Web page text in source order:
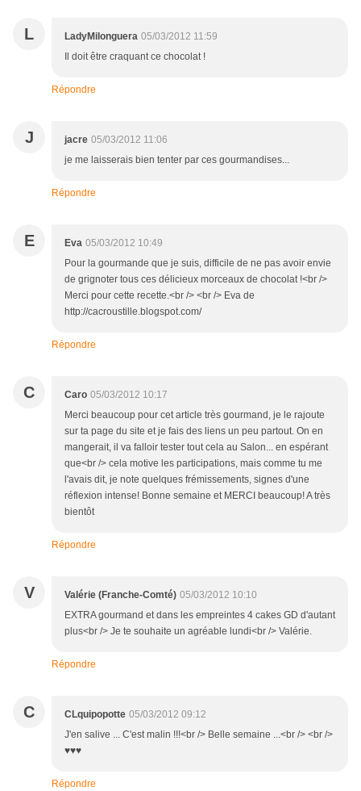
L LadyMilonguera 05/03/2012 11:59
Il doit être craquant ce chocolat !
Répondre
J jacre 05/03/2012 11:06
je me laisserais bien tenter par ces gourmandises...
Répondre
E Eva 05/03/2012 10:49
Pour la gourmande que je suis, difficile de ne pas avoir envie
de grignoter tous ces délicieux morceaux de chocolat !<br />
Merci pour cette recette.<br /> <br /> Eva de
http://cacroustille.blogspot.com/
Répondre
C Caro 05/03/2012 10:17
Merci beaucoup pour cet article très gourmand, je le rajoute
sur ta page du site et je fais des liens un peu partout. On en
mangerait, il va falloir tester tout cela au Salon... en espérant
que<br /> cela motive les participations, mais comme tu me
l'avais dit, je note quelques frémissements, signes d'une
réflexion intense! Bonne semaine et MERCI beaucoup! A très
bientôt
Répondre
V Valérie (Franche-Comté) 05/03/2012 10:10
EXTRA gourmand et dans les empreintes 4 cakes GD d'autant
plus<br /> Je te souhaite un agréable lundi<br /> Valérie.
Répondre
C CLquipopotte 05/03/2012 09:12
J'en salive ... C'est malin !!!<br /> Belle semaine ...<br /> <br />
♥♥♥
Répondre